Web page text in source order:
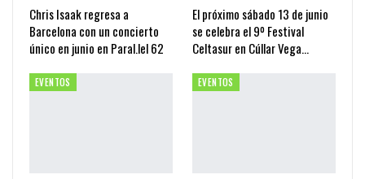
Chris Isaak regresa a
Barcelona con un concierto
único en junio en Paral.lel 62
El próximo sábado 13 de junio
se celebra el 9º Festival
Celtasur en Cúllar Vega…
EVENTOS EVENTOS